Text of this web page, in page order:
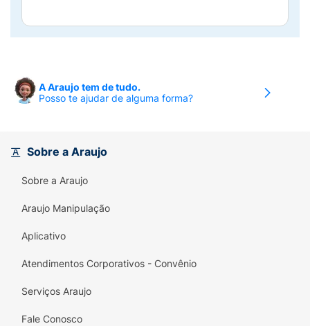
A Araujo tem de tudo.
Posso te ajudar de alguma forma?
Sobre a Araujo
Sobre a Araujo
Araujo Manipulação
Aplicativo
Atendimentos Corporativos - Convênio
Serviços Araujo
Fale Conosco